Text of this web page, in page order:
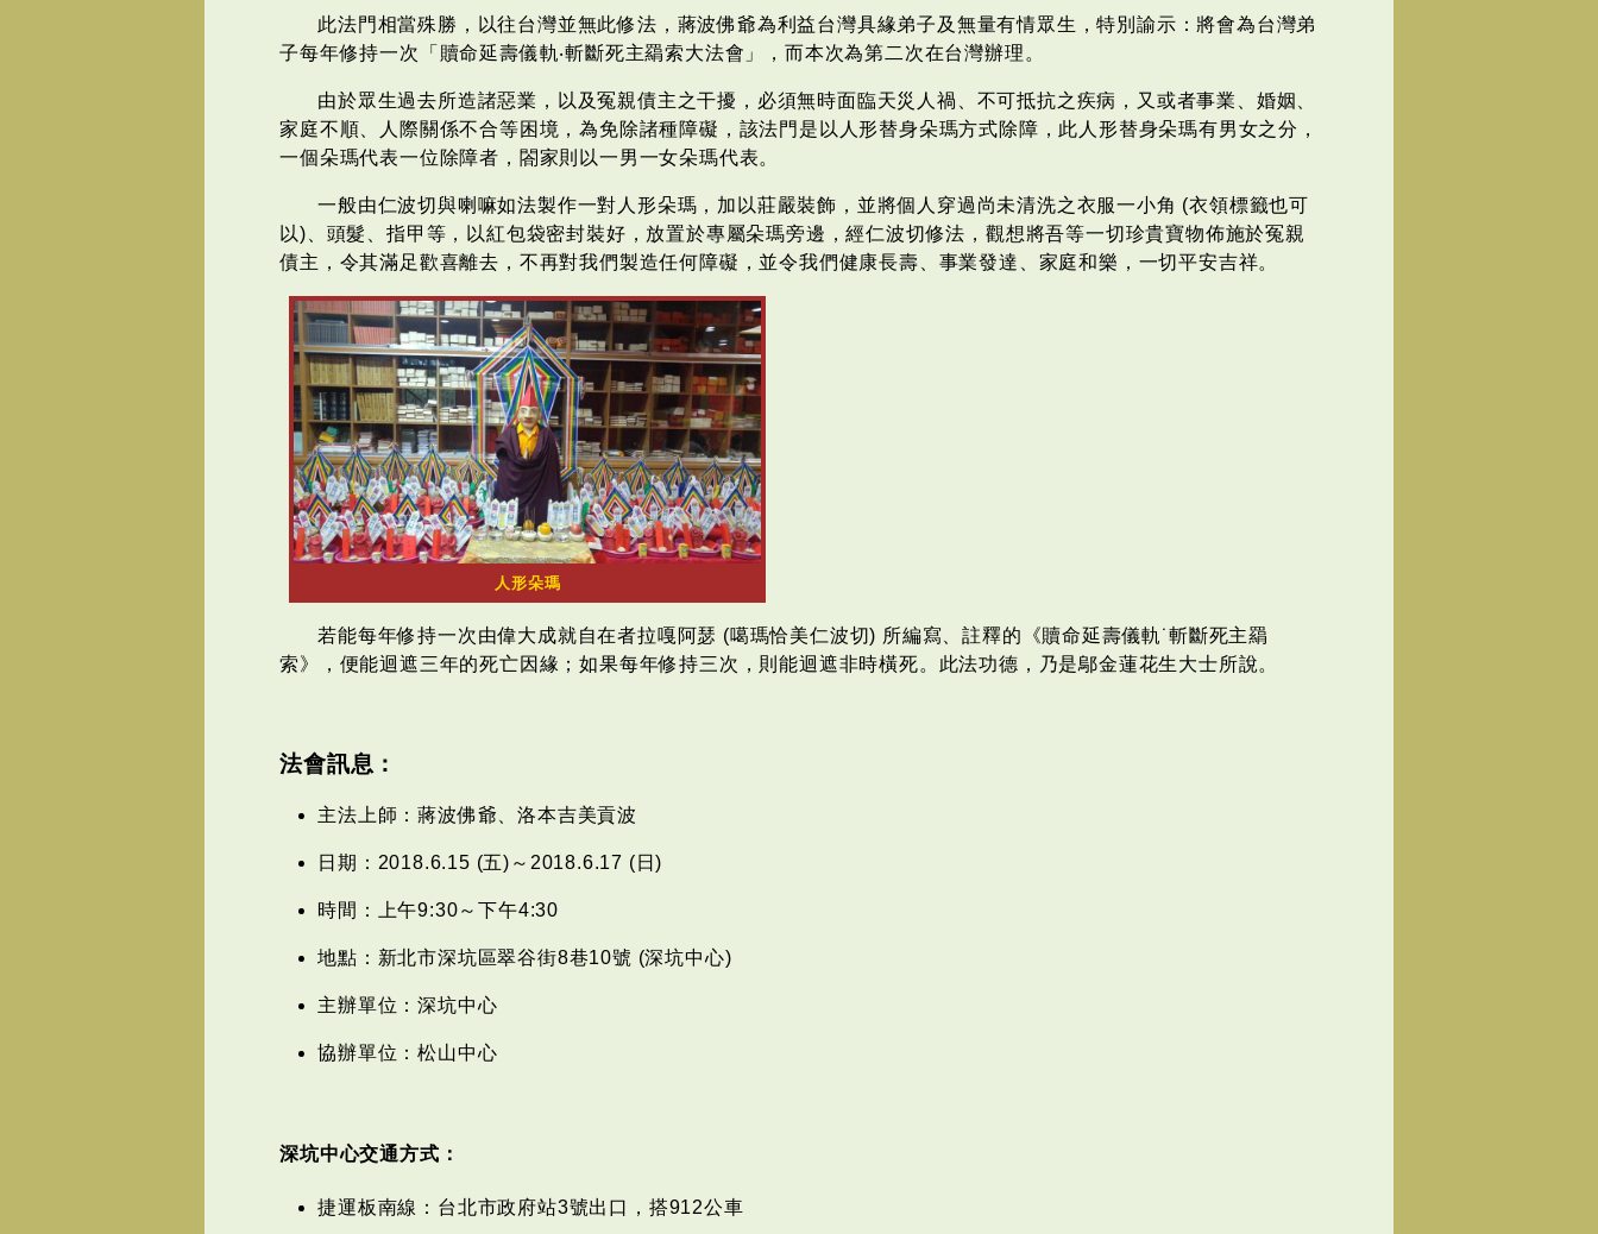
此法門相當殊勝，以往台灣並無此修法，蔣波佛爺為利益台灣具緣弟子及無量有情眾生，特別諭示：將會為台灣弟
子每年修持一次「贖命延壽儀軌‧斬斷死主羂索大法會」，而本次為第二次在台灣辦理。
由於眾生過去所造諸惡業，以及冤親債主之干擾，必須無時面臨天災人禍、不可抵抗之疾病，又或者事業、婚姻、
家庭不順、人際關係不合等困境，為免除諸種障礙，該法門是以人形替身朵瑪方式除障，此人形替身朵瑪有男女之分，
一個朵瑪代表一位除障者，閤家則以一男一女朵瑪代表。
一般由仁波切與喇嘛如法製作一對人形朵瑪，加以莊嚴裝飾，並將個人穿過尚未清洗之衣服一小角 (衣領標籤也可
以)、頭髮、指甲等，以紅包袋密封裝好，放置於專屬朵瑪旁邊，經仁波切修法，觀想將吾等一切珍貴寶物佈施於冤親
債主，令其滿足歡喜離去，不再對我們製造任何障礙，並令我們健康長壽、事業發達、家庭和樂，一切平安吉祥。
人形朵瑪
若能每年修持一次由偉大成就自在者拉嘎阿瑟 (噶瑪恰美仁波切) 所編寫、註釋的《贖命延壽儀軌˙斬斷死主羂
索》，便能迴遮三年的死亡因緣；如果每年修持三次，則能迴遮非時橫死。此法功德，乃是鄔金蓮花生大士所說。
法會訊息：
主法上師：蔣波佛爺、洛本吉美貢波
日期：2018.6.15 (五)～2018.6.17 (日)
時間：上午9:30～下午4:30
地點：新北市深坑區翠谷街8巷10號 (深坑中心)
主辦單位：深坑中心
協辦單位：松山中心
深坑中心交通方式：
捷運板南線：台北市政府站3號出口，搭912公車